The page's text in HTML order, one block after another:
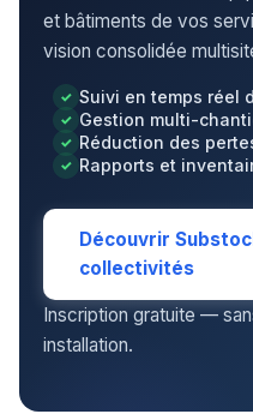
et bâtiments de vos
vision consolidée
Suivi en temps réel
Gestion multi-
Réduction des
Rapports et
Découvrir
collectivités
Inscription gratuite —
installation.